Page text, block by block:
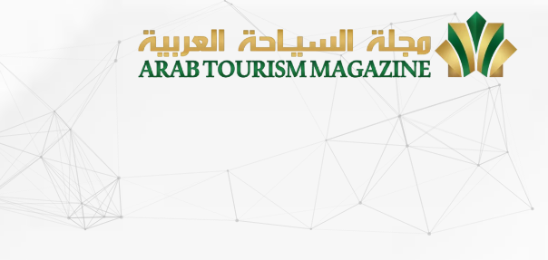
أوتار الشام في